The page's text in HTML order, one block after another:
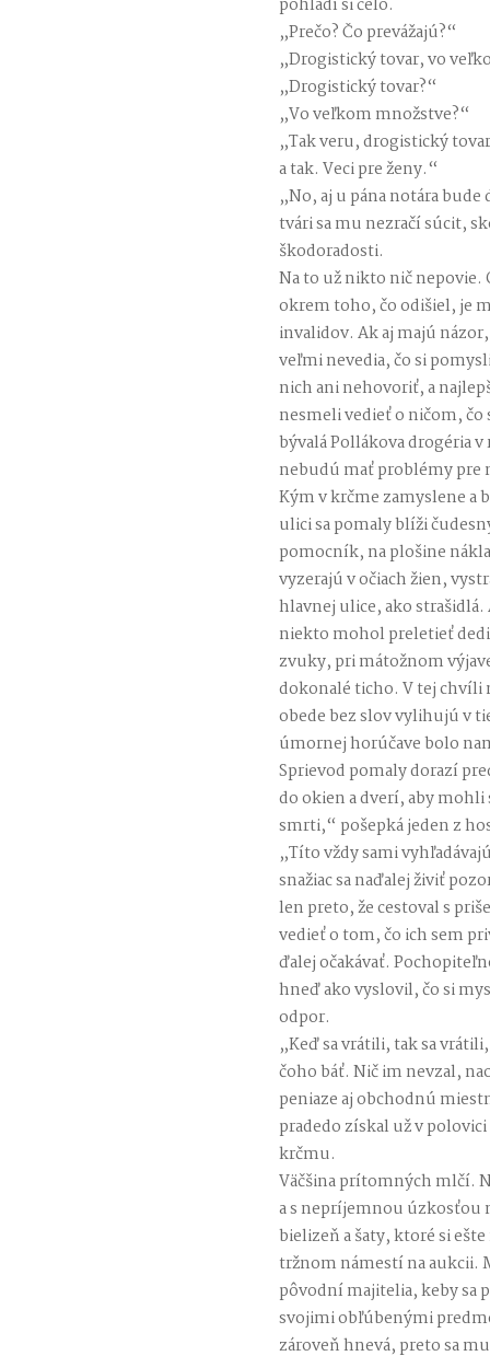
„Prečo? Čo prevážajú?“
„Drogistický tovar, vo
„Drogistický tovar?“
„Vo veľkom množstve?“
„Tak veru, drogistický
a tak. Veci pre ženy.“
„No, aj u pána notára
tvári sa mu nezračí súcit,
škodoradosti.
Na to už nikto nič
okrem toho, čo odišiel, je
invalidov. Ak aj majú
veľmi nevedia, čo si
nich ani nehovoriť, a
nesmeli vedieť o ničom, čo
bývalá Pollákova drogéria
nebudú mať problémy
Kým v krčme zamyslene a
ulici sa pomaly blíži
pomocník, na plošine
vyzerajú v očiach žien,
hlavnej ulice, ako
niekto mohol preletieť
zvuky, pri mátožnom
dokonalé ticho. V tej chvíli
obede bez slov vylihujú v
úmornej horúčave bolo
Sprievod pomaly dorazí
do okien a dverí, aby
smrti,“ pošepká jeden z
„Títo vždy sami
snažiac sa naďalej živiť
len preto, že cestoval s
vedieť o tom, čo ich sem
ďalej očakávať.
hneď ako vyslovil, čo si
odpor.
„Keď sa vrátili, tak sa
čoho báť. Nič im nevzal,
peniaze aj obchodnú
pradedo získal už v
krčmu.
Väčšina prítomných mlčí.
a s nepríjemnou úzkosťou
bielizeň a šaty, ktoré si
tržnom námestí na aukcii.
pôvodní majitelia, keby sa
svojimi obľúbenými
zároveň hnevá, preto sa